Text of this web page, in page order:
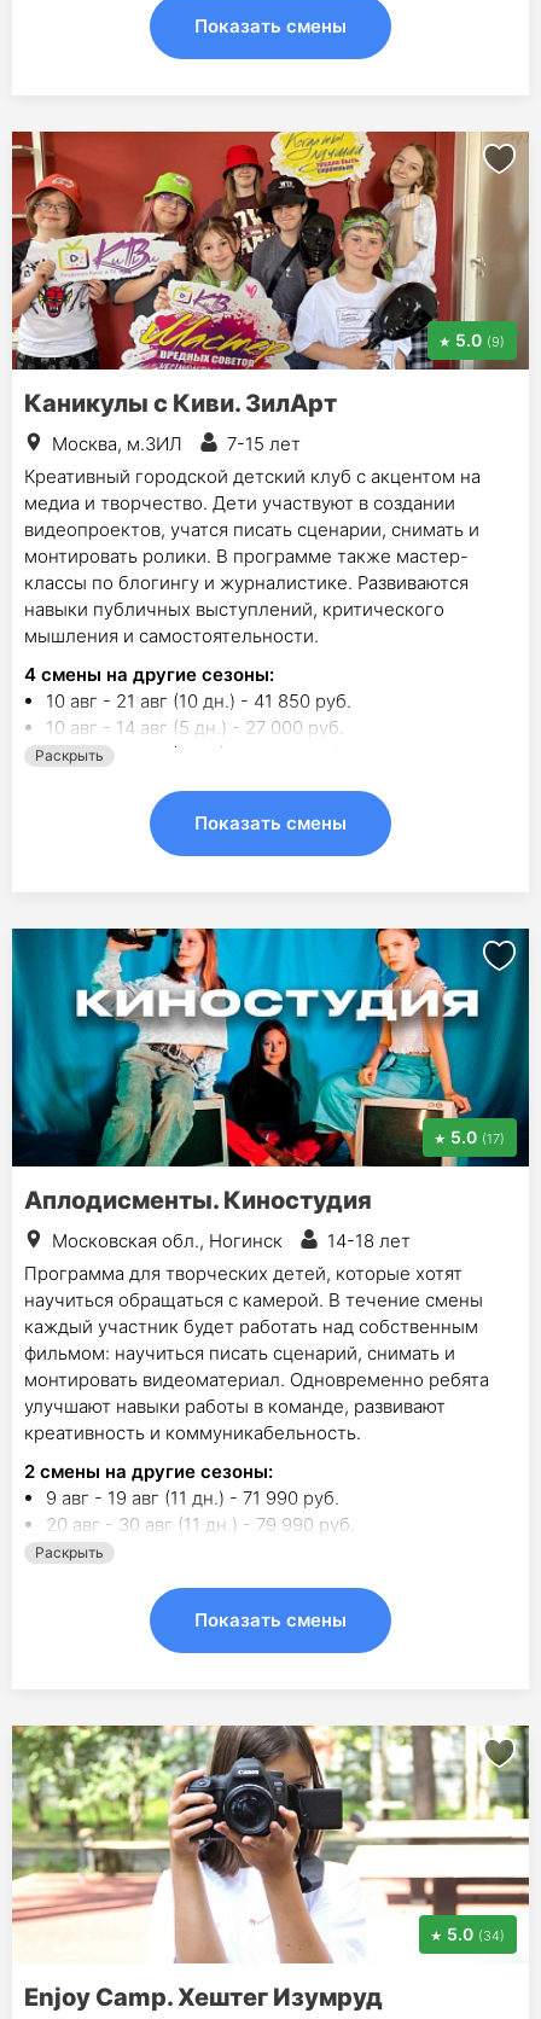
Показать смены
5.0 (9)
Каникулы с Киви. ЗилАрт
Москва, м.ЗИЛ
7-15 лет
Креативный городской детский клуб с акцентом на
медиа и творчество. Дети участвуют в создании
видеопроектов, учатся писать сценарии, снимать и
монтировать ролики. В программе также мастер-
классы по блогингу и журналистике. Развиваются
навыки публичных выступлений, критического
мышления и самостоятельности.
4 смены на другие сезоны:
10 авг - 21 авг (10 дн.) - 41 850 руб.
10 авг - 14 авг (5 дн.) - 27 000 руб.
17 авг - 21 авг (5 дн.) - 27 000 руб.
Раскрыть
Показать смены
5.0 (17)
Аплодисменты. Киностудия
Московская обл., Ногинск
14-18 лет
Программа для творческих детей, которые хотят
научиться обращаться с камерой. В течение смены
каждый участник будет работать над собственным
фильмом: научиться писать сценарий, снимать и
монтировать видеоматериал. Одновременно ребята
улучшают навыки работы в команде, развивают
креативность и коммуникабельность.
2 смены на другие сезоны:
9 авг - 19 авг (11 дн.) - 71 990 руб.
20 авг - 30 авг (11 дн.) - 79 990 руб.
Раскрыть
Показать смены
5.0 (34)
Enjoy Camp. Хештег Изумруд